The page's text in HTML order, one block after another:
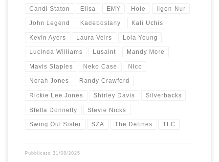
Candi Staton Elisa EMY Hole Ilgen-Nur
John Legend Kadebostany Kali Uchis
Kevin Ayers Laura Veirs Lola Young
Lucinda Williams Lusaint Mandy More
Mavis Staples Neko Case Nico
Norah Jones Randy Crawford
Rickie Lee Jones Shirley Davis Silverbacks
Stella Donnelly Stevie Nicks
Swing Out Sister SZA The Delines TLC
Pubblicato 31/08/2025